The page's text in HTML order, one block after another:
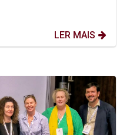
LER MAIS